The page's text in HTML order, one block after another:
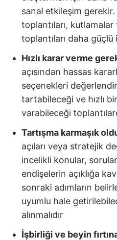
sanal etkileşim gerekir.
toplantıları,
toplantıları daha
Hızlı karar verme
açısından hassas
seçenekleri
tartabileceği ve hızlı
varabileceği
Tartışma karmaşık
açıları veya stratejik
incelikli konular,
endişelerin açıklığa
sonraki adımların
uyumlu hale
alınmalıdır
İşbirliği ve beyin